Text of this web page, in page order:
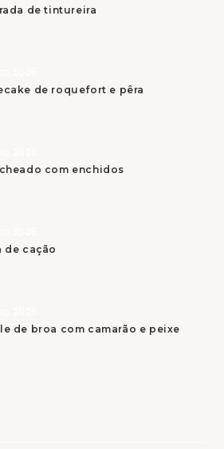
de tintureira
de roquefort e pêra
com enchidos
de cação
de broa com camarão e peixe